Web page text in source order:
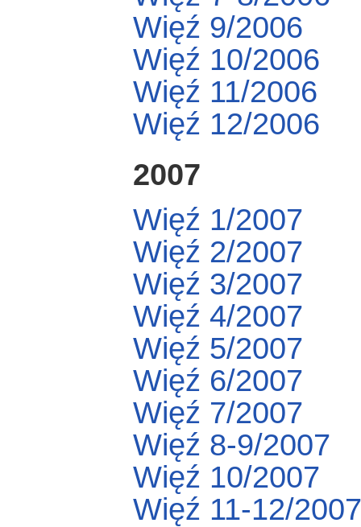
Więź 9/2006
Więź 10/2006
Więź 11/2006
Więź 12/2006
2007
Więź 1/2007
Więź 2/2007
Więź 3/2007
Więź 4/2007
Więź 5/2007
Więź 6/2007
Więź 7/2007
Więź 8-9/2007
Więź 10/2007
Więź 11-12/2007